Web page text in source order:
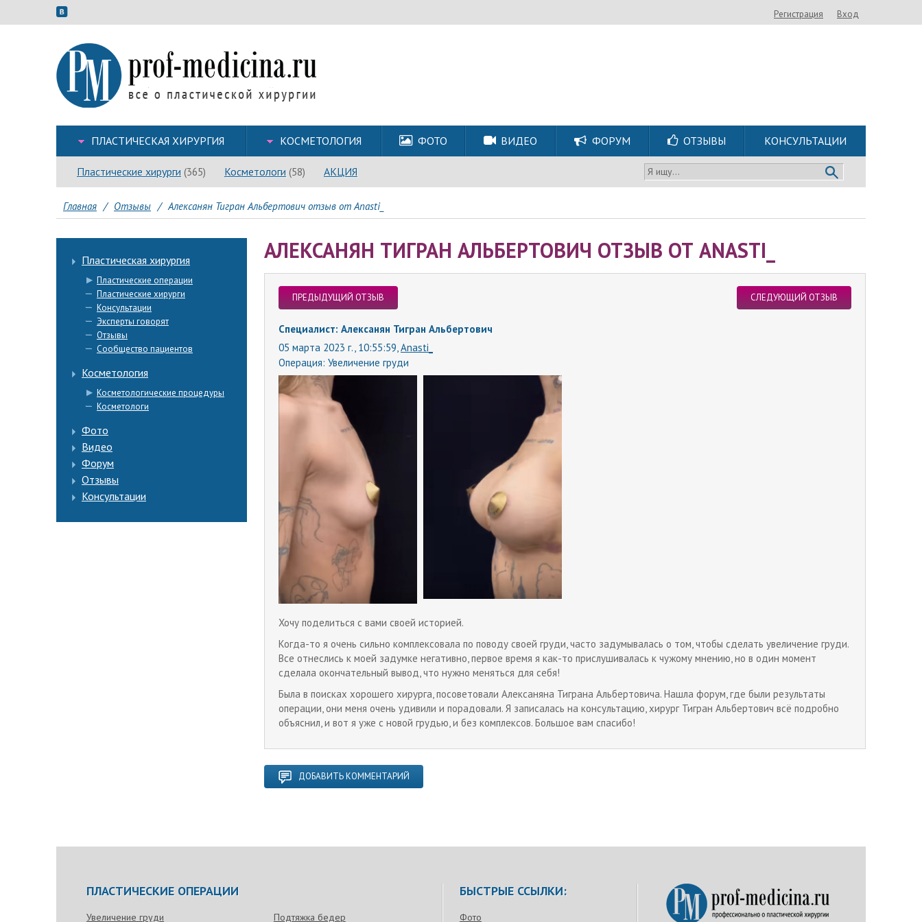
Регистрация Вход
ПЛАСТИЧЕСКАЯ ХИРУРГИЯ КОСМЕТОЛОГИЯ ФОТО ВИДЕО ФОРУМ ОТЗЫВЫ КОНСУЛЬТАЦИИ
Пластические хирурги (365) Косметологи (58) АКЦИЯ Я ищу...
Главная / Отзывы / Алексанян Тигран Альбертович отзыв от Anasti_
Пластическая хирургия
Пластические операции
Пластические хирурги
Консультации
Эксперты говорят
Отзывы
Сообщество пациентов
Косметология
Косметологические процедуры
Косметологи
Фото
Видео
Форум
Отзывы
Консультации
АЛЕКСАНЯН ТИГРАН АЛЬБЕРТОВИЧ ОТЗЫВ ОТ ANASTI_
ПРЕДЫДУЩИЙ ОТЗЫВ СЛЕДУЮЩИЙ ОТЗЫВ
Специалист: Алексанян Тигран Альбертович
05 марта 2023 г., 10:55:59, Anasti_
Операция: Увеличение груди
Хочу поделиться с вами своей историей.
Когда-то я очень сильно комплексовала по поводу своей груди, часто задумывалась о том, чтобы сделать увеличение груди.
Все отнеслись к моей задумке негативно, первое время я как-то прислушивалась к чужому мнению, но в один момент
сделала окончательный вывод, что нужно меняться для себя!
Была в поисках хорошего хирурга, посоветовали Алексаняна Тиграна Альбертовича. Нашла форум, где были результаты
операции, они меня очень удивили и порадовали. Я записалась на консультацию, хирург Тигран Альбертович всё подробно
объяснил, и вот я уже с новой грудью, и без комплексов. Большое вам спасибо!
ДОБАВИТЬ КОММЕНТАРИЙ
ПЛАСТИЧЕСКИЕ ОПЕРАЦИИ
Увеличение груди Подтяжка бедер
БЫСТРЫЕ ССЫЛКИ:
Фото